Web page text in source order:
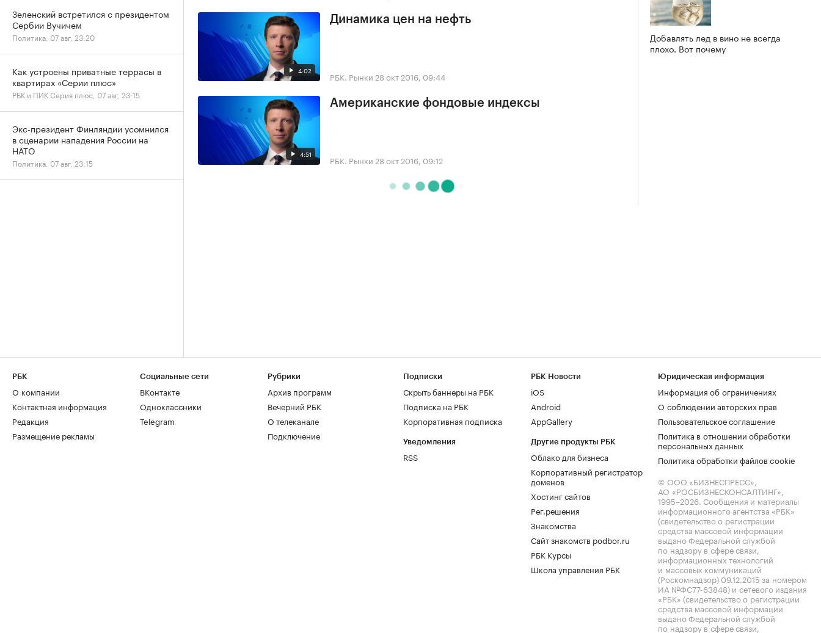
4:02
Динамика цен на нефть
РБК. Рынки 28 окт 2016, 09:44
4:51
Американские фондовые индексы
РБК. Рынки 28 окт 2016, 09:12
Добавлять лед в вино не всегда
плохо. Вот почему
Зеленский встретился с президентом
Сербии Вучичем
Политика, 07 авг, 23:20
Как устроены приватные террасы в
квартирах «Серии плюс»
РБК и ПИК Серия плюс, 07 авг, 23:15
Экс-президент Финляндии усомнился
в сценарии нападения России на
НАТО
Политика, 07 авг, 23:15
РБК
О компании
Контактная информация
Редакция
Размещение рекламы
Социальные сети
ВКонтакте
Одноклассники
Telegram
Рубрики
Архив программ
Вечерний РБК
О телеканале
Подключение
Подписки
Скрыть баннеры на РБК
Подписка на РБК
Корпоративная подписка
Уведомления
RSS
РБК Новости
iOS
Android
AppGallery
Другие продукты РБК
Облако для бизнеса
Корпоративный регистратор
доменов
Хостинг сайтов
Рег.решения
Знакомства
Сайт знакомств podbor.ru
РБК Курсы
Школа управления РБК
Юридическая информация
Информация об ограничениях
О соблюдении авторских прав
Пользовательское соглашение
Политика в отношении обработки
персональных данных
Политика обработки файлов cookie
© ООО «БИЗНЕСПРЕСС»,
АО «РОСБИЗНЕСКОНСАЛТИНГ»,
1995–2026. Сообщения и материалы
информационного агентства «РБК»
(свидетельство о регистрации
средства массовой информации
выдано Федеральной службой
по надзору в сфере связи,
информационных технологий
и массовых коммуникаций
(Роскомнадзор) 09.12.2015 за номером
ИА №ФС77-63848) и сетевого издания
«РБК» (свидетельство о регистрации
средства массовой информации
выдано Федеральной службой
по надзору в сфере связи,